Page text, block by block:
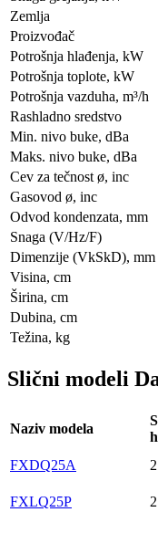
Zemlja
Proizvođač
Potrošnja hlađenja, kW
Potrošnja toplote, kW
Potrošnja vazduha, m³/h
Rashladno sredstvo
Min. nivo buke, dBa
Maks. nivo buke, dBa
Cev za tečnost ø, inc
Gasovod ø, inc
Odvod kondenzata, mm
Snaga (V/Hz/F)
Dimenzije (VkSkD), mm
Visina, сm
Širina, сm
Dubina, сm
Težina, kg
Slični modeli
Naziv modela
FXDQ25A
FXLQ25P